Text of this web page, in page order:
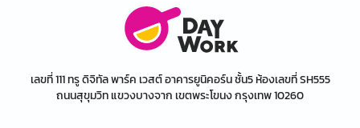
เลขที่ 111 ทรู ดิจิทัล พาร์ค เวสต์ อาคารยูนิคอร์น ชั้น5 ห้องเลขที่ SH555
ถนนสุขุมวิท แขวงบางจาก เขตพระโขนง กรุงเทพ 10260